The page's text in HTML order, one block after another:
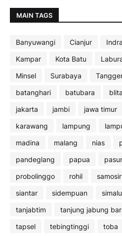
MAIN TAGS
Banyuwangi Cianjur
Kampar
Kota Batu
Minsel
Surabaya
batanghari
batubara
jakarta
jambi jawa timur
karawang
lampung
madina
malang nias
pandeglang
papua
probolinggo
rohil samosir
siantar
sidempuan
tanjabtim
tanjung jabung
tapsel
tebingtinggi toba